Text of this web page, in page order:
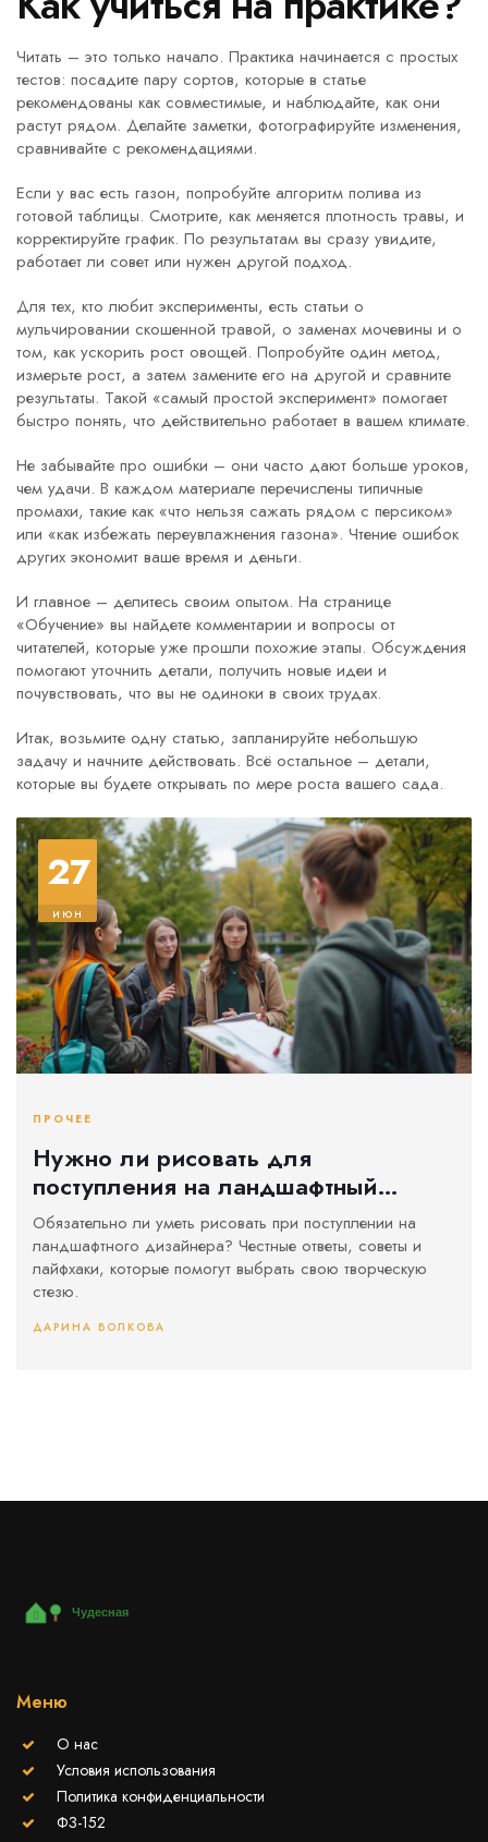
Читать – это только начало. Практика начинается с простых
тестов: посадите пару сортов, которые в статье
рекомендованы как совместимые, и наблюдайте, как они
растут рядом. Делайте заметки, фотографируйте изменения,
сравнивайте с рекомендациями.
Если у вас есть газон, попробуйте алгоритм полива из
готовой таблицы. Смотрите, как меняется плотность травы, и
корректируйте график. По результатам вы сразу увидите,
работает ли совет или нужен другой подход.
Для тех, кто любит эксперименты, есть статьи о
мульчировании скошенной травой, о заменах мочевины и о
том, как ускорить рост овощей. Попробуйте один метод,
измерьте рост, а затем замените его на другой и сравните
результаты. Такой «самый простой эксперимент» помогает
быстро понять, что действительно работает в вашем климате.
Не забывайте про ошибки – они часто дают больше уроков,
чем удачи. В каждом материале перечислены типичные
промахи, такие как «что нельзя сажать рядом с персиком»
или «как избежать переувлажнения газона». Чтение ошибок
других экономит ваше время и деньги.
И главное – делитесь своим опытом. На странице
«Обучение» вы найдете комментарии и вопросы от
читателей, которые уже прошли похожие этапы. Обсуждения
помогают уточнить детали, получить новые идеи и
почувствовать, что вы не одиноки в своих трудах.
Итак, возьмите одну статью, запланируйте небольшую
задачу и начните действовать. Всё остальное – детали,
которые вы будете открывать по мере роста вашего сада.
27
июн
ПРОЧЕЕ
Нужно ли рисовать для
поступления на ландшафтный
дизайн: требования, советы,
секреты
Обязательно ли уметь рисовать при поступлении на
ландшафтного дизайнера? Честные ответы, советы и
лайфхаки, которые помогут выбрать свою творческую
стезю.
ДАРИНА ВОЛКОВА
Меню
О нас
Условия использования
Политика конфиденциальности
ФЗ-152